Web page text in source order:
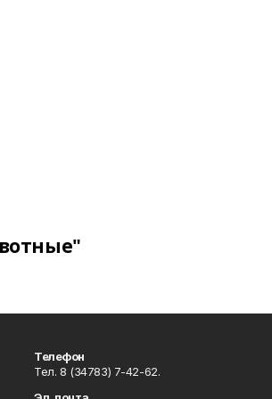
Телефон
Тел. 8 (34783) 7-42-62.